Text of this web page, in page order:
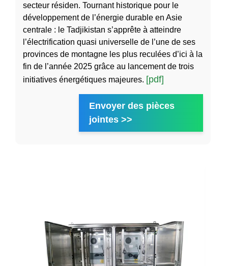
secteur résiden. Tournant historique pour le
développement de l’énergie durable en Asie
centrale : le Tadjikistan s’apprête à atteindre
l’électrification quasi universelle de l’une de ses
provinces de montagne les plus reculées d’ici à la
fin de l’année 2025 grâce au lancement de trois
initiatives énergétiques majeures. [pdf]
Envoyer des pièces
jointes >>